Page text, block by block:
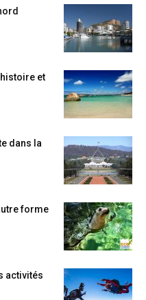
et
dans la
forme
activités